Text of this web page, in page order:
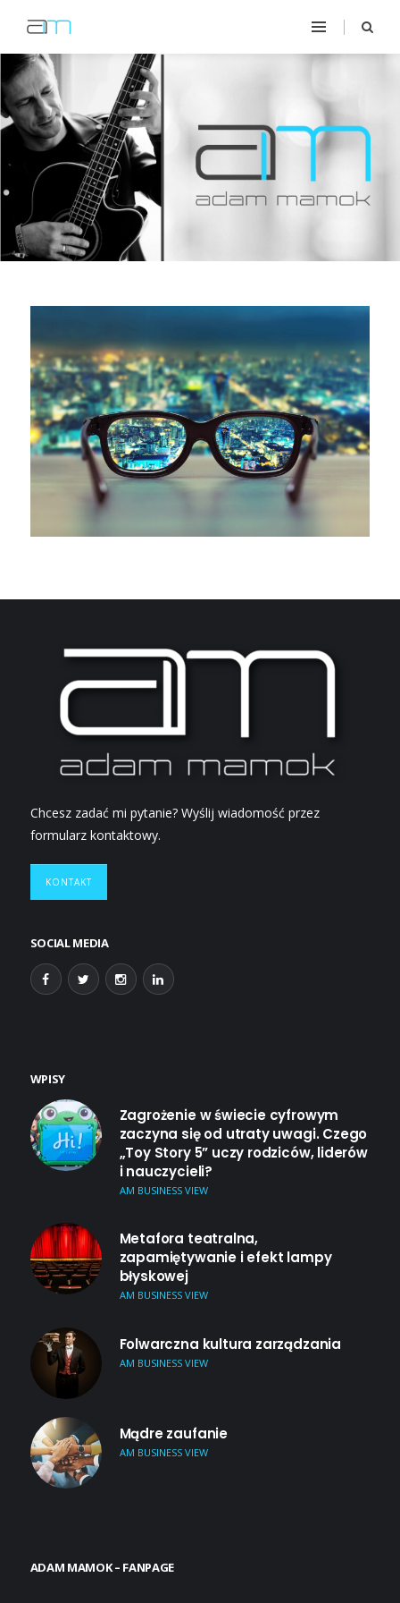
Chcesz zadać mi pytanie? Wyślij wiadomość przez
formularz kontaktowy.
KONTAKT
SOCIAL MEDIA
WPISY
Zagrożenie w świecie cyfrowym
zaczyna się od utraty uwagi. Czego
„Toy Story 5” uczy rodziców, liderów
i nauczycieli?
AM BUSINESS VIEW
Metafora teatralna,
zapamiętywanie i efekt lampy
błyskowej
AM BUSINESS VIEW
Folwarczna kultura zarządzania
AM BUSINESS VIEW
Mądre zaufanie
AM BUSINESS VIEW
ADAM MAMOK – FANPAGE